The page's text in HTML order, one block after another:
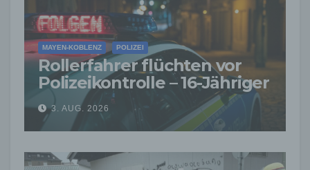
MAYEN-KOBLENZ POLIZEI
Rollerfahrer flüchten vor
Polizeikontrolle – 16-Jähriger
nach Verfolgung gestoppt
3. AUG. 2026